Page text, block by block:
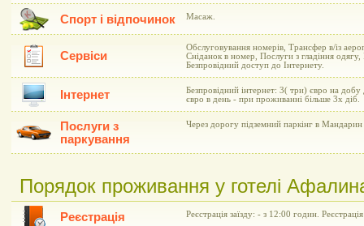
Спорт і відпочинок Масаж.
Сервіси
Обслуговування номерів, Трансфер в/із
Сніданок в номер, Послуги з гладіння
Безпровідний доступ до Інтернету.
Інтернет
Безпровідний інтернет: 3( три) євро на
євро в день - при проживанні більше 3х діб.
Послуги з
паркування
Через дорогу підземний паркінг в
Порядок проживання у готелі
Реєстрація Реєстрація заїзду: - з 12:00 годин.